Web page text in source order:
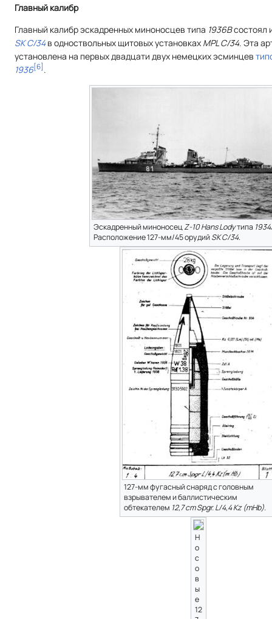
Главный калибр
Главный калибр эскадренных миноносцев типа 1936Bсостоял
SK С/34в одноствольных щитовых установках MPL C/34. Эта
установлена на первых двадцати двух немецких эсминцев
1936[6] .
Эскадренный миноносецZ-10 Hans Lodyтипа
Расположение 127-мм/45 орудийSK С/34.
127-мм фугасный снаряд с головным
взрывателем и баллистическим
обтекателем 12,7 cm Spgr. L/4,4 Kz (mHb).
Н
о
с
о
в
ы
е
12